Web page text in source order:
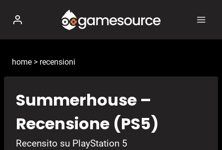
contenuto
home > recensioni
Summerhouse –
Recensione (PS5)
Recensito su PlayStation 5